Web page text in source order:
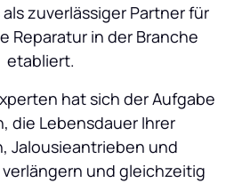
zuverlässiger Partner für
Reparatur in der Branche
etabliert.
hat sich der Aufgabe
die Lebensdauer Ihrer
Jalousieantrieben und
und gleichzeitig